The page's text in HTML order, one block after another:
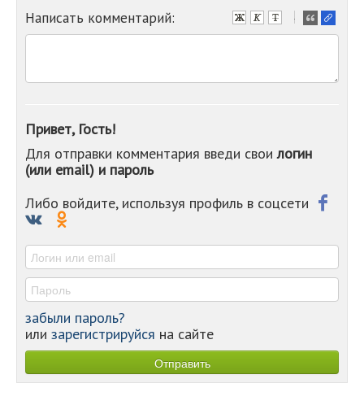
Написать комментарий:
-
-
-
-
-
Привет, Гость!
Для отправки комментария введи своилогин
(или email) и пароль
Либо войдите, используя профиль в соцсети
забыли пароль?
или зарегистрируйся на сайте